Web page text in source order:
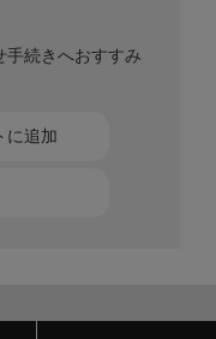
に追加
手続きへおすすみ